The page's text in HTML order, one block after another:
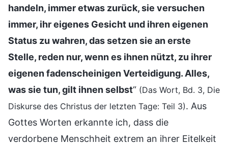
handeln, immer etwas zurück, sie versuchen
immer, ihr eigenes Gesicht und ihren eigenen
Status zu wahren, das setzen sie an erste
Stelle, reden nur, wenn es ihnen nützt, zu ihrer
eigenen fadenscheinigen Verteidigung. Alles,
was sie tun, gilt ihnen selbst“ (Das Wort, Bd. 3, Die
Diskurse des Christus der letzten Tage: Teil 3). Aus
Gottes Worten erkannte ich, dass die
verdorbene Menschheit extrem an ihrer Eitelkeit